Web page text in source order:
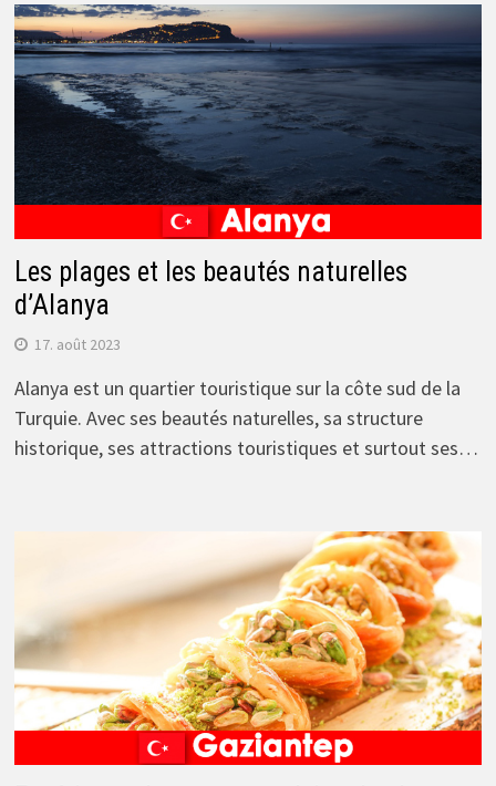
Les plages et les beautés naturelles
d’Alanya
17. août 2023
Alanya est un quartier touristique sur la côte sud de la
Turquie. Avec ses beautés naturelles, sa structure
historique, ses attractions touristiques et surtout ses…